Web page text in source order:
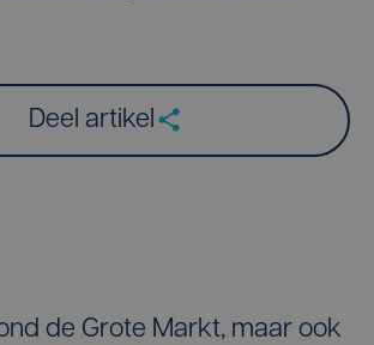
Deel artikel
de Grote Markt, maar ook